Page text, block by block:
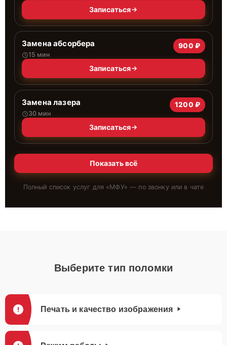
Записаться
Замена абсорбера
15 мин
900 ₽
Записаться
Замена лазера
30 мин
1200 ₽
Записаться
Показать всё
Полный список услуг для «МФУ» — по звонку или в чате
Выберите тип поломки
Печать и качество изображения